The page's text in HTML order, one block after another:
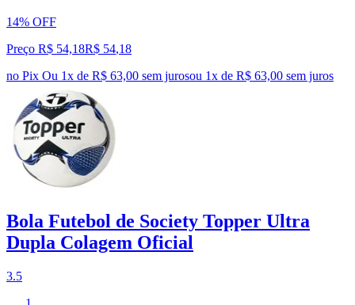
14% OFF
Preço R$ 54,18R$ 54,18
no Pix Ou 1x de R$ 63,00 sem jurosou 1x de R$ 63,00 sem juros
Bola Futebol de Society Topper Ultra
Dupla Colagem Oficial
3.5